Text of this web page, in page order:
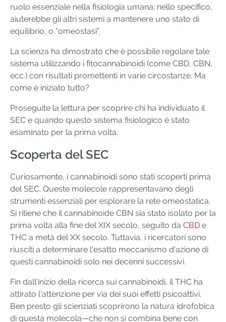
ruolo essenziale nella fisiologia umana: nello specifico,
aiuterebbe gli altri sistemi a mantenere uno stato di
equilibrio, o “omeostasi”.
La scienza ha dimostrato che è possibile regolare tale
sistema utilizzando i fitocannabinoidi (come CBD, CBN,
ecc.) con risultati promettenti in varie circostanze. Ma
come è iniziato tutto?
Proseguite la lettura per scoprire chi ha individuato il
SEC e quando questo sistema fisiologico è stato
esaminato per la prima volta.
Scoperta del SEC
Curiosamente, i cannabinoidi sono stati scoperti prima
del SEC. Queste molecole rappresentavano degli
strumenti essenziali per esplorare la rete omeostatica.
Si ritiene che il cannabinoide CBN sia stato isolato per la
prima volta alla fine del XIX secolo, seguito da CBD e
THC a metà del XX secolo. Tuttavia, i ricercatori sono
riusciti a determinare l'esatto meccanismo d'azione di
questi cannabinoidi solo nei decenni successivi.
Fin dall'inizio della ricerca sui cannabinoidi, il THC ha
attirato l'attenzione per via dei suoi effetti psicoattivi.
Ben presto gli scienziati scoprirono la natura idrofobica
di questa molecola—che non si combina bene con